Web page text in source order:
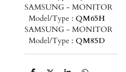
SAMSUNG - MONITOR
Model/Type : QM65H
SAMSUNG - MONITOR
Model/Type : QM85D